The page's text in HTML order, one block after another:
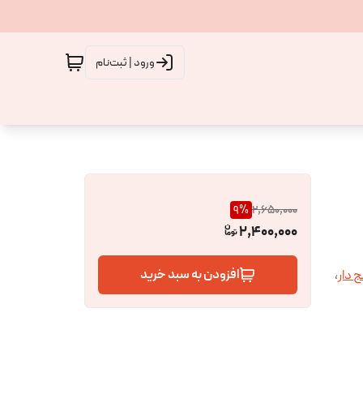
ورود | ثبت‌نام
دار،
2,650,000
9%
2,400,000
افزودن به سبد خرید